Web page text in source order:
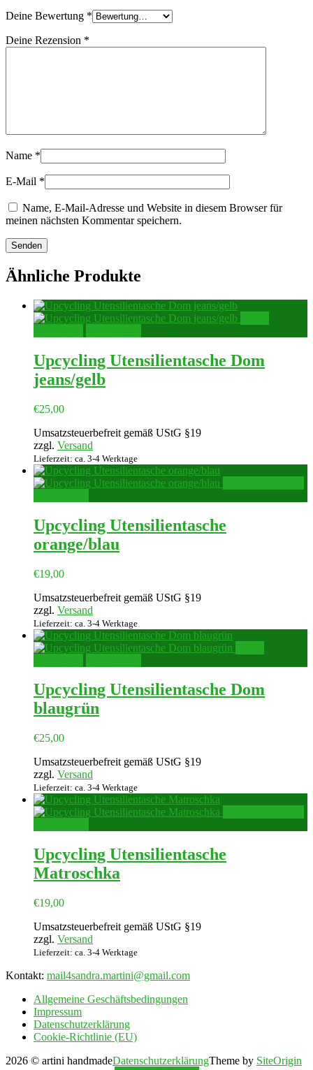
Deine Bewertung *
Deine Rezension *
Name *
E-Mail *
Name, E-Mail-Adresse und Website in diesem Browser für
meinen nächsten Kommentar speichern.
Ähnliche Produkte
Upcycling Utensilientasche Dom
jeans/gelb
€25,00
Umsatzsteuerbefreit gemäß UStG §19
zzgl. Versand
Lieferzeit: ca. 3-4 Werktage
Upcycling Utensilientasche
orange/blau
€19,00
Umsatzsteuerbefreit gemäß UStG §19
zzgl. Versand
Lieferzeit: ca. 3-4 Werktage
Upcycling Utensilientasche Dom
blaugrün
€25,00
Umsatzsteuerbefreit gemäß UStG §19
zzgl. Versand
Lieferzeit: ca. 3-4 Werktage
Upcycling Utensilientasche
Matroschka
€19,00
Umsatzsteuerbefreit gemäß UStG §19
zzgl. Versand
Lieferzeit: ca. 3-4 Werktage
Kontakt: mail4sandra.martini@gmail.com
Allgemeine Geschäftsbedingungen
Impressum
Datenschutzerklärung
Cookie-Richtlinie (EU)
2026 © artini handmadeDatenschutzerklärungTheme by SiteOrigin